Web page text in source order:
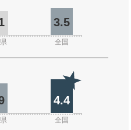
3.5
全国
4.4
全国